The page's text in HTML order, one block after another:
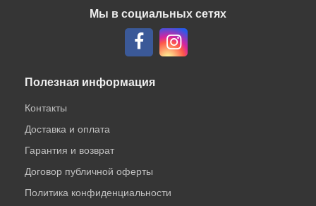
Мы в социальных сетях
Полезная информация
Контакты
Доставка и оплата
Гарантия и возврат
Договор публичной оферты
Политика конфиденциальности